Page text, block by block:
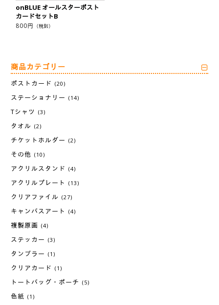
onBLUE オールスターポスト
カードセットB
800円 （税別）
商品カテゴリー
ポストカード (20)
ステーショナリー (14)
Tシャツ (3)
タオル (2)
チケットホルダー (2)
その他 (10)
アクリルスタンド (4)
アクリルプレート (13)
クリアファイル (27)
キャンバスアート (4)
複製原画 (4)
ステッカー (3)
タンブラー (1)
クリアカード (1)
トートバッグ・ポーチ (5)
色紙 (1)